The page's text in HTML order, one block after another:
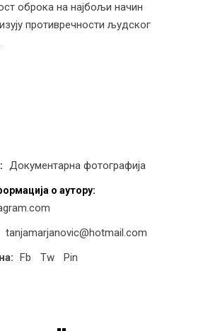
оброка на најбољи начин
противречности људског
Документарна фотографија
о аутору:
tanjamarjanovic@hotmail.com
Fb Tw Pin